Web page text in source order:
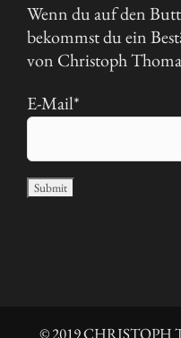
Wenn du auf den
bekommst du ein
von Christoph
E-Mail*
© 2019 CHRISTOPH